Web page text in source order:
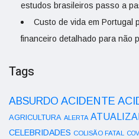
estudos brasileiros passo a
Custo de vida em Portugal
financeiro detalhado para não
Tags
ABSURDO ACIDENTE
AGRICULTURA ALERTA
CELEBRIDADES COLISÃO FATAL